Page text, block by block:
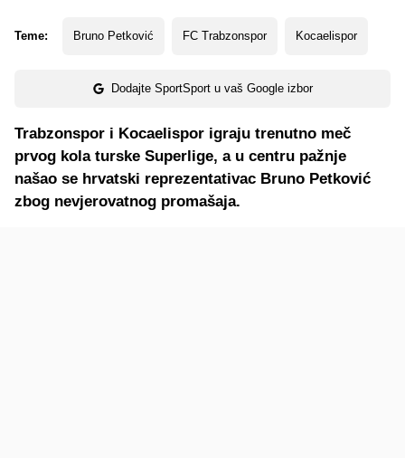
Teme: Bruno Petković FC Trabzonspor Kocaelispor
Dodajte SportSport u vaš Google izbor
Trabzonspor i Kocaelispor igraju trenutno meč
prvog kola turske Superlige, a u centru pažnje
našao se hrvatski reprezentativac Bruno Petković
zbog nevjerovatnog promašaja.